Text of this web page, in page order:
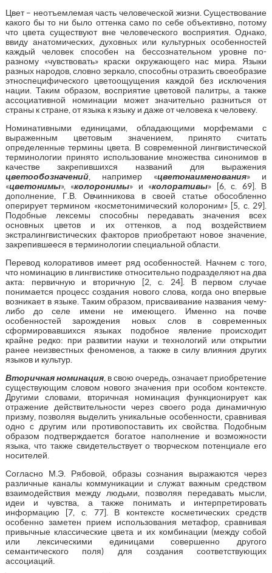
Цвет – неотъемлемая часть человеческой жизни. Существование
какого бы то ни было оттенка само по себе объективно, потому
что цвета существуют вне человеческого восприятия. Однако,
ввиду анатомических, духовных или культурных особенностей
каждый человек способен на бессознательном уровне по-
разному «чувствовать» краски окружающего нас мира. Языки
разных народов, словно зеркало, способны отразить своеобразие
этноспецифического цветоощущения каждой без исключения
нации. Таким образом, восприятие цветовой палитры, а также
ассоциативной номинации может значительно разниться от
страны к стране, от языка к языку и даже от человека к человеку.
Номинативными единицами, обладающими морфемами с
выраженным цветовым значением, принято считать
определенные термины цвета. В современной лингвистической
терминологии принято использование множества синонимов в
качестве закрепившихся названий для выражения
цветообозначений, например «цветонаименования» и
«цветонимы», «колоронимы» и «колоративы» [6, с. 69]. В
дополнение, Г.В. Овчинникова в своей статье обособленно
оперирует термином «косметонимический колороним» [5, с. 29].
Подобные лексемы способны передавать значения всех
основных цветов и их оттенков, а под воздействием
экстралингвистических факторов приобретают новое значение,
закрепившееся в терминологии специальной области.
Перевод колоративов имеет ряд особенностей. Начнем с того,
что номинацию в лингвистике относительно подразделяют на два
акта: первичную и вторичную [2, с. 24]. В первом случае
понимается процесс создания нового слова, когда оно впервые
возникает в языке. Таким образом, присваивание названия чему-
либо до селе имени не имеющего. Именно на почве
особенностей зарождения новых слов в современных
сформировавшихся языках подобное явление происходит
крайне редко: при развитии науки и технологий или открытии
ранее неизвестных феноменов, а также в силу влияния других
языков и культур.
Вторичная номинация, в свою очередь, означает приобретение
существующим словом нового значения при особом контексте.
Другими словами, вторичная номинация функционирует как
отражение действительности через своего рода динамичную
призму, позволяя выделить уникальные особенности, сравнивая
одно с другим или противопоставить их свойства. Подобным
образом подтверждается богатое наполнение и возможности
языка, что также свидетельствует о творческом потенциале его
носителей.
Согласно М.Э. Рябовой, образы сознания выражаются через
различные каналы коммуникации и служат важным средством
взаимодействия между людьми, позволяя передавать мысли,
идеи и чувства, а также понимать и интерпретировать
информацию [7, с. 77]. В контексте косметических средств
особенно заметен прием использования метафор, сравнивая
привычные классические цвета и их комбинации (между собой
или лексическими единицами совершенно другого
семантического поля) для создания соответствующих
ассоциаций.